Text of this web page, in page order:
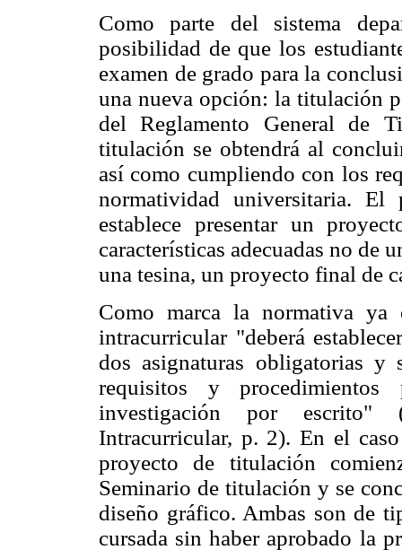
Como parte del sistema
posibilidad de que los
examen de grado para la
una nueva opción: la titulación
del Reglamento General de
titulación se obtendrá al
así como cumpliendo con los
normatividad universitaria. El
establece presentar un
características adecuadas no de
una tesina, un proyecto final de
Como marca la normativa
intracurricular "deberá
dos asignaturas obligatorias y
requisitos y
investigación por escrito"
Intracurricular, p. 2). En el
proyecto de titulación
Seminario de titulación y se
diseño gráfico. Ambas son de
cursada sin haber aprobado la